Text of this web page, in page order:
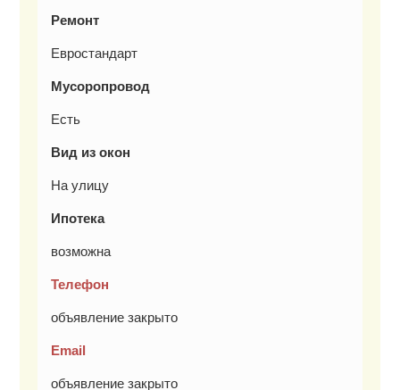
Ремонт
Евростандарт
Мусоропровод
Есть
Вид из окон
На улицу
Ипотека
возможна
Телефон
объявление закрыто
Email
объявление закрыто